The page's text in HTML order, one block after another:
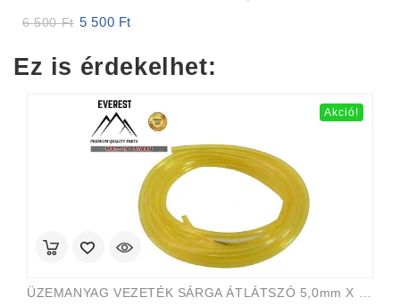
6 500Ft Original
6
5 500 Ft
5
Ez is érdekelhet:
Akció!